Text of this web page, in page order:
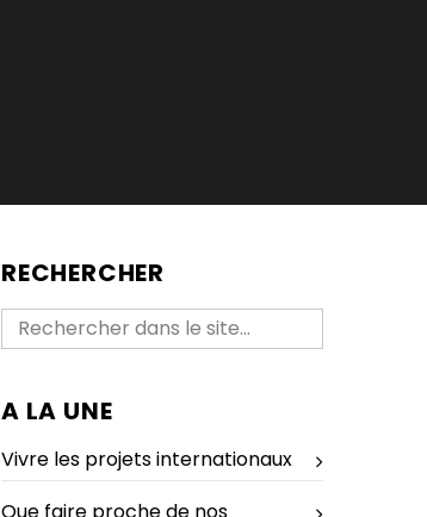
RECHERCHER
A LA UNE
Vivre les projets internationaux